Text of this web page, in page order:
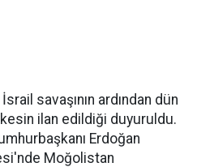
savaşının ardından dün
ilan edildiği duyuruldu.
Erdoğan
Moğolistan